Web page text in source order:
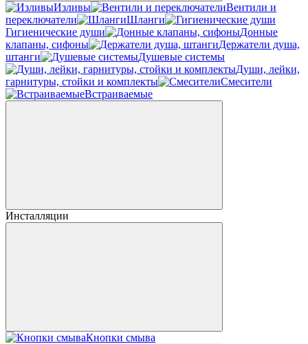
Изливы
Вентили и
переключатели
Шланги
Гигиенические души
Донные
клапаны, сифоны
Держатели душа,
штанги
Душевые системы
Души, лейки,
гарнитуры, стойки и комплекты
Смесители
Встраиваемые
Инсталляции
Кнопки смыва